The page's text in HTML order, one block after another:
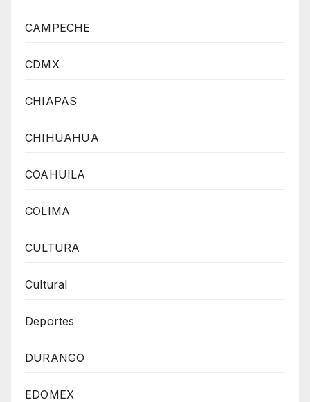
CAMPECHE
CDMX
CHIAPAS
CHIHUAHUA
COAHUILA
COLIMA
CULTURA
Cultural
Deportes
DURANGO
EDOMEX